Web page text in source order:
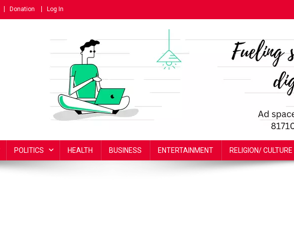
Donation Log In
POLITICS HEALTH BUSINESS ENTERTAINMENT RELIGION/ CULTURE